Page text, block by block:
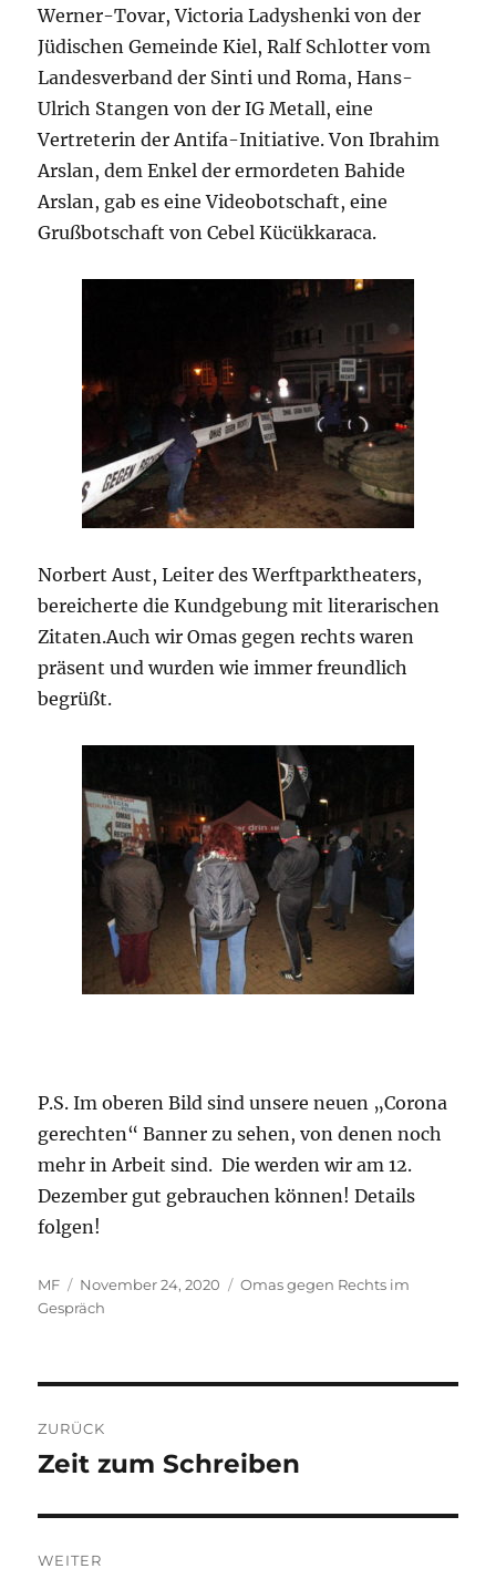
Werner-Tovar, Victoria Ladyshenki von der
Jüdischen Gemeinde Kiel, Ralf Schlotter vom
Landesverband der Sinti und Roma, Hans-
Ulrich Stangen von der IG Metall, eine
Vertreterin der Antifa-Initiative. Von Ibrahim
Arslan, dem Enkel der ermordeten Bahide
Arslan, gab es eine Videobotschaft, eine
Grußbotschaft von Cebel Kücükkaraca.
Norbert Aust, Leiter des Werftparktheaters,
bereicherte die Kundgebung mit literarischen
Zitaten.Auch wir Omas gegen rechts waren
präsent und wurden wie immer freundlich
begrüßt.
P.S. Im oberen Bild sind unsere neuen „Corona
gerechten“ Banner zu sehen, von denen noch
mehr in Arbeit sind. Die werden wir am 12.
Dezember gut gebrauchen können! Details
folgen!
Autor
MF
Veröffentlicht
am
November 24, 2020 Kategorien
Omas gegen Rechts im
Gespräch
ZURÜCK
Vorheriger
Zeit zum Schreiben
WEITER